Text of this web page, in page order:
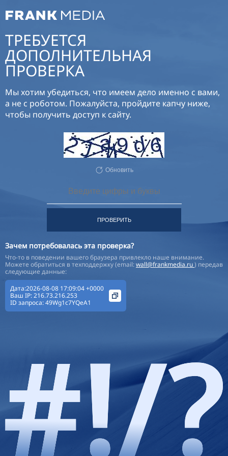
ТРЕБУЕТСЯ
ДОПОЛНИТЕЛЬНАЯ
ПРОВЕРКА
Мы хотим убедиться, что имеем дело именно с вами,
а не с роботом. Пожалуйста, пройдите капчу ниже,
чтобы получить доступ к сайту.
Обновить
ПРОВЕРИТЬ
Зачем потребовалась эта проверка?
Что-то в поведении вашего браузера привлекло наше внимание.
Можете обратиться в техподдержку (email:wall@frankmedia.ru) передав
следующие данные:
Дата:2026-08-08 17:09:04 +0000
Ваш IP:216.73.216.253
ID запроса:49Wg1c7YQeA1